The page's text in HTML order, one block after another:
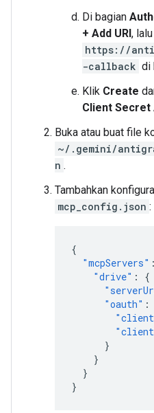
Di bagian
+ Add URI,
https://
-callback di
Klik Create
Client Secret
Buka atau buat file
~/.gemini/
n .
Tambahkan
mcp_config.json :
{
"mcpServers" :
"drive" :
{
"oauth" :
}
}
}
}